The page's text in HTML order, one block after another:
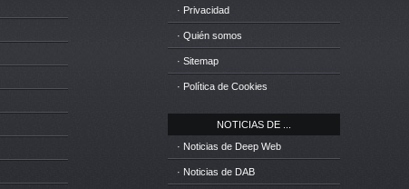
· Privacidad
· Quién somos
· Sitemap
· Política de Cookies
NOTICIAS DE ...
· Noticias de Deep Web
· Noticias de DAB